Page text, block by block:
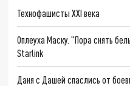
Технофашисты XXI века
Оплеуха Маску. "Пора снять
Starlink
Даня с Дашей спаслись от